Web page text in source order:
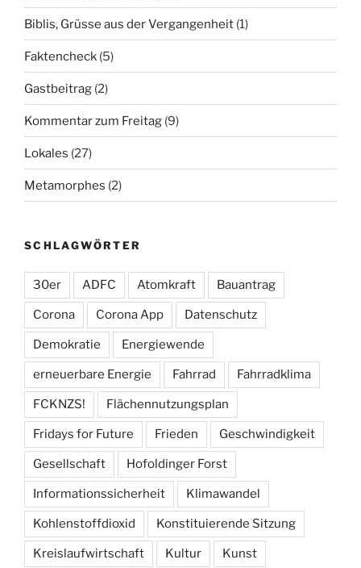
Biblis, Grüsse aus der Vergangenheit (1)
Faktencheck (5)
Gastbeitrag (2)
Kommentar zum Freitag (9)
Lokales (27)
Metamorphes (2)
SCHLAGWÖRTER
30er ADFC Atomkraft Bauantrag
Corona Corona App Datenschutz
Demokratie Energiewende
erneuerbare Energie Fahrrad Fahrradklima
FCKNZS! Flächennutzungsplan
Fridays for Future Frieden Geschwindigkeit
Gesellschaft Hofoldinger Forst
Informationssicherheit Klimawandel
Kohlenstoffdioxid Konstituierende Sitzung
Kreislaufwirtschaft Kultur Kunst